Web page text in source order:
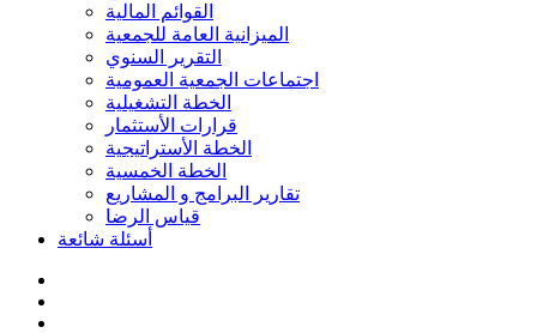
القوائم المالية
الميزانية العامة للجمعية
التقرير السنوي
اجتماعات الجمعية العمومية
الخطة التشغيلية
قرارات الأستثمار
الخطة الأستراتيجية
الخطة الخمسية
تقارير البرامج و المشاريع
قياس الرضا
أسئلة شائعة